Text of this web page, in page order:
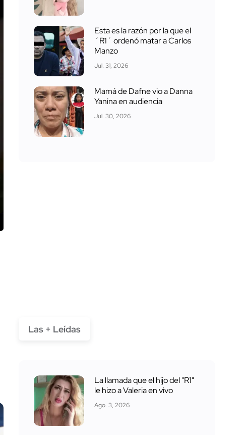
Esta es la razón por la que el
´R1´ ordenó matar a Carlos
Manzo
Jul. 31, 2026
Mamá de Dafne vio a Danna
Yanina en audiencia
Jul. 30, 2026
Las + Leídas
La llamada que el hijo del "R1"
le hizo a Valeria en vivo
Ago. 3, 2026